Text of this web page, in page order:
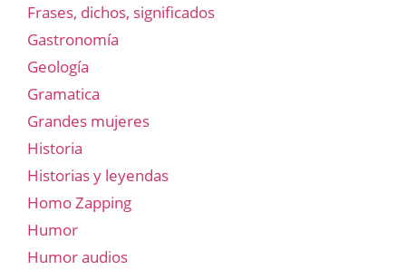
Frases, dichos, significados
Gastronomía
Geología
Gramatica
Grandes mujeres
Historia
Historias y leyendas
Homo Zapping
Humor
Humor audios